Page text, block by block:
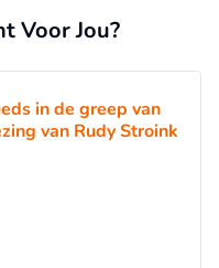
Voor Jou?
in de greep van
van Rudy Stroink